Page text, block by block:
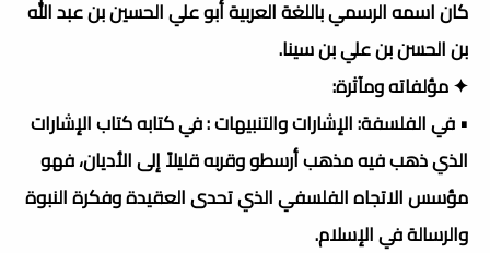
كان اسمه الرسمي باللغة العربية أبو علي الحسين بن عبد الله
بن الحسن بن علي بن سينا.
✦ مؤلفاته ومآثرة:
• في الفلسفة: الإشارات والتنبيهات : في كتابه كتاب الإشارات
الذي ذهب فيه مذهب أرسطو وقربه قليلاً إلى الأديان، فهو
مؤسس الاتجاه الفلسفي الذي تحدى العقيدة وفكرة النبوة
والرسالة في الإسلام.